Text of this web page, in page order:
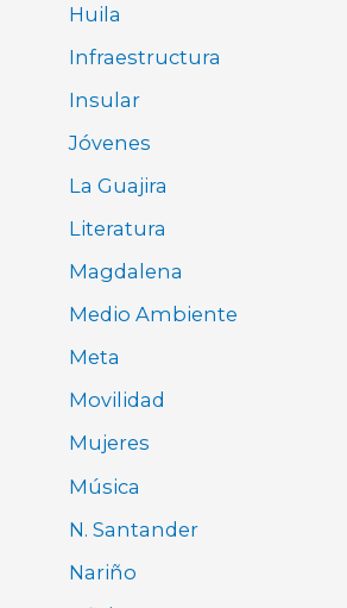
Huila
Infraestructura
Insular
Jóvenes
La Guajira
Literatura
Magdalena
Medio Ambiente
Meta
Movilidad
Mujeres
Música
N. Santander
Nariño